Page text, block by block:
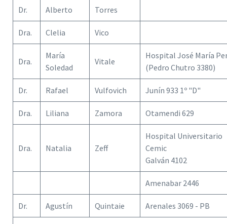
Dr. Alberto Torres
Dra. Clelia Vico
Dra.
María
Soledad
Vitale
Hospital José María
(Pedro Chutro 3380)
Dr. Rafael Vulfovich Junín 933 1º "D"
Dra. Liliana Zamora Otamendi 629
Dra. Natalia Zeff
Hospital Universitario
Cemic
Galván 4102
Amenabar 2446
Dr. Agustín Quintaie Arenales 3069 - PB